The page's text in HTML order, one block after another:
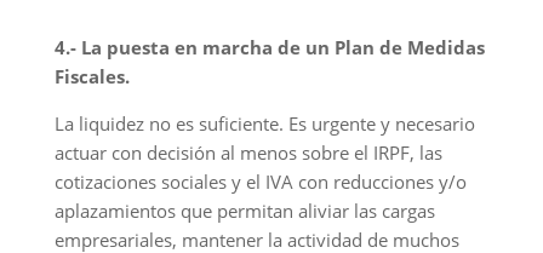
4.- La puesta en marcha de un Plan de Medidas
Fiscales.
La liquidez no es suficiente. Es urgente y necesario
actuar con decisión al menos sobre el IRPF, las
cotizaciones sociales y el IVA con reducciones y/o
aplazamientos que permitan aliviar las cargas
empresariales, mantener la actividad de muchos